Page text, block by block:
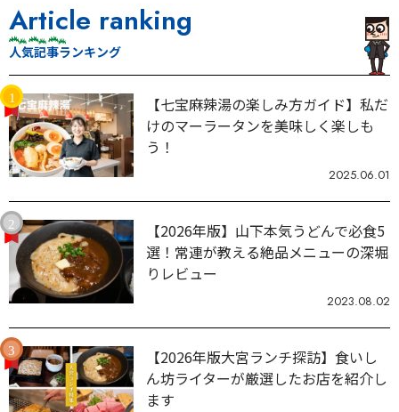
Article ranking
人気記事ランキング
【七宝麻辣湯の楽しみ方ガイド】私だ
けのマーラータンを美味しく楽しも
う！
2025.06.01
【2026年版】山下本気うどんで必食5
選！常連が教える絶品メニューの深堀
りレビュー
2023.08.02
【2026年版大宮ランチ探訪】食いし
ん坊ライターが厳選したお店を紹介し
ます